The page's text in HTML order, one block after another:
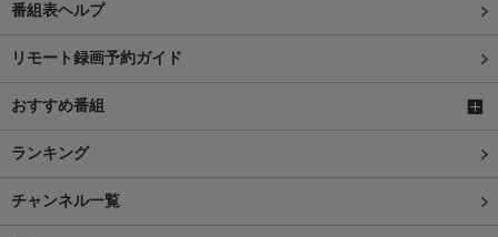
番組表ヘルプ
リモート録画予約ガイド
おすすめ番組
ランキング
チャンネル一覧